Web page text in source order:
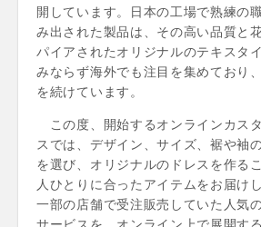
開しています。日本の工場で熟練の
み出された製品は、その高い品質と
パイアされたオリジナルのテキスタ
みならず海外でも注目を集めており
を続けています。
この度、開始するオンラインカス
スでは、デザイン、サイズ、裾や袖
を選び、オリジナルのドレスを作る
人ひとりに合ったアイテムをお届け
一部の店舗で受注販売していた人気
サービスを、オンライン上で展開す